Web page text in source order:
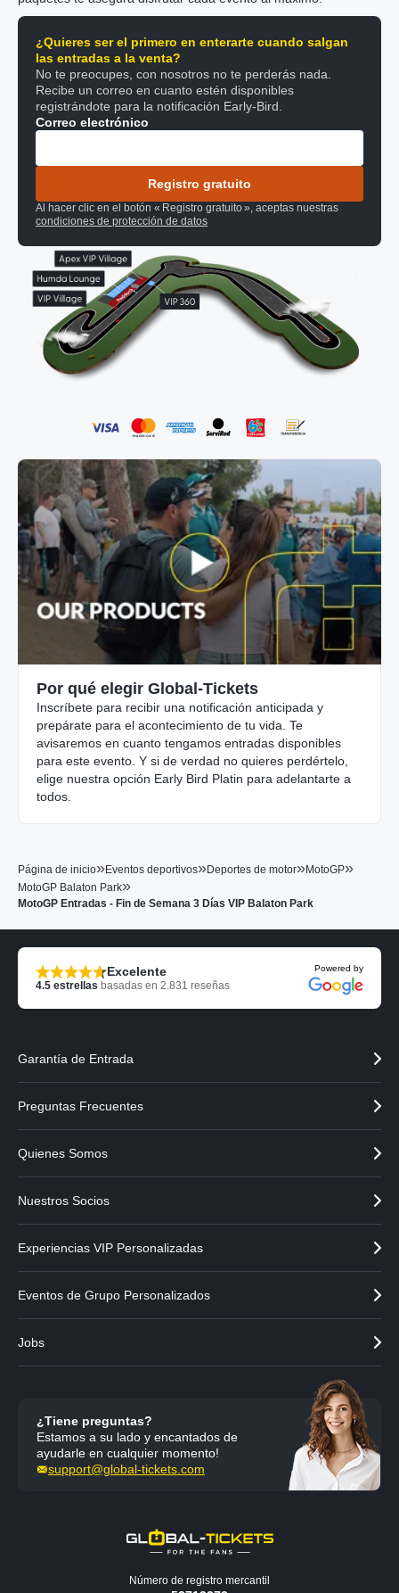
¿Quieres ser el primero en enterarte cuando salgan
las entradas a la venta?
No te preocupes, con nosotros no te perderás nada.
Recibe un correo en cuanto estén disponibles
registrándote para la notificación Early-Bird.
Correo electrónico
Registro gratuito
Al hacer clic en el botón « Registro gratuito », aceptas nuestras
condiciones de protección de datos
Por qué elegir Global-Tickets
Inscríbete para recibir una notificación anticipada y
prepárate para el acontecimiento de tu vida. Te
avisaremos en cuanto tengamos entradas disponibles
para este evento. Y si de verdad no quieres perdértelo,
elige nuestra opción Early Bird Platin para adelantarte a
todos.
Página de inicio»Eventos deportivos»Deportes de motor»MotoGP»
MotoGP Balaton Park»
MotoGP Entradas - Fin de Semana 3 Días VIP Balaton Park
Excelente
4.5 estrellas basadas en 2.831 reseñas
Powered by
Garantía de Entrada
Preguntas Frecuentes
Quienes Somos
Nuestros Socios
Experiencias VIP Personalizadas
Eventos de Grupo Personalizados
Jobs
¿Tiene preguntas?
Estamos a su lado y encantados de
ayudarle en cualquier momento!
support@global-tickets.com
Número de registro mercantil